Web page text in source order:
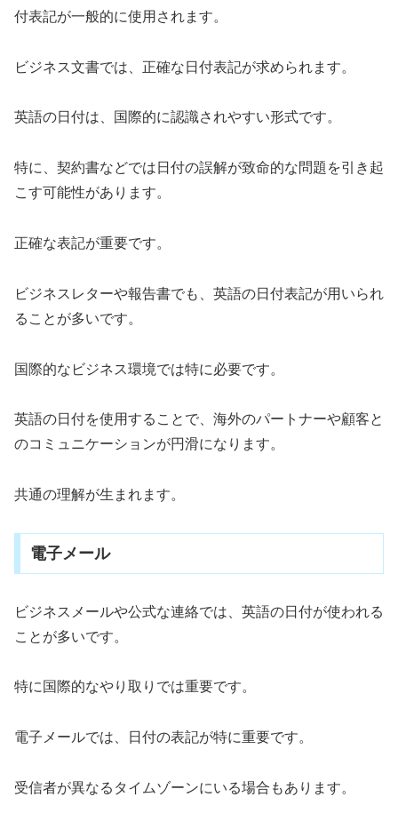
付表記が一般的に使用されます。
ビジネス文書では、正確な日付表記が求められます。
英語の日付は、国際的に認識されやすい形式です。
特に、契約書などでは日付の誤解が致命的な問題を引き起
こす可能性があります。
正確な表記が重要です。
ビジネスレターや報告書でも、英語の日付表記が用いられ
ることが多いです。
国際的なビジネス環境では特に必要です。
英語の日付を使用することで、海外のパートナーや顧客と
のコミュニケーションが円滑になります。
共通の理解が生まれます。
電子メール
ビジネスメールや公式な連絡では、英語の日付が使われる
ことが多いです。
特に国際的なやり取りでは重要です。
電子メールでは、日付の表記が特に重要です。
受信者が異なるタイムゾーンにいる場合もあります。